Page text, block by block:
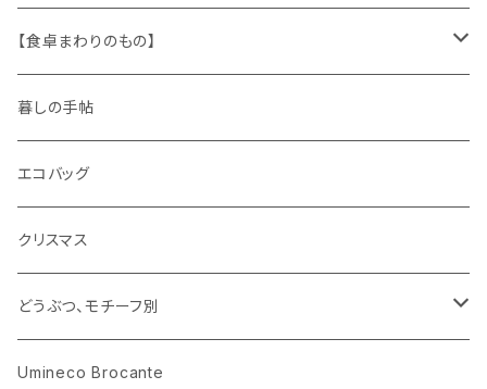
キャラクター
ピノキオ
木製品
ミニチュア、ドールハウス
古本、古雑誌、古えほん
古レコード
古せっけん
ラッピングペーパー、壁紙
プラスチック
紙
ワッペン
ニット
布地
身に着けるもの
【食卓まわりのもの】
ガラス
花びん
小物入れ
陶磁器
カップアンドソーサー
プレート
木製品
ホーロー
メタル
暮しの手帖
エコバッグ
クリスマス
どうぶつ、モチーフ別
くま、ベア
Umineco Brocante